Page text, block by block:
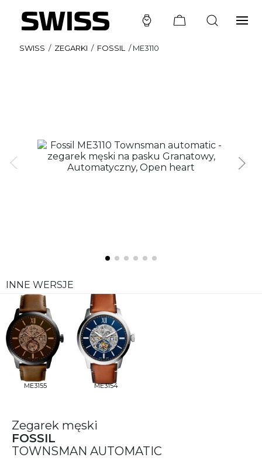
SWISS / ZEGARKI / FOSSIL /ME3110
INNE WERSJE
ME3155 ME3154
Zegarek męski
FOSSIL
TOWNSMAN AUTOMATIC